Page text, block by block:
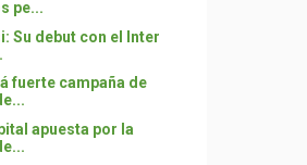
pe...
Su debut con el Inter
fuerte campaña de
apuesta por la